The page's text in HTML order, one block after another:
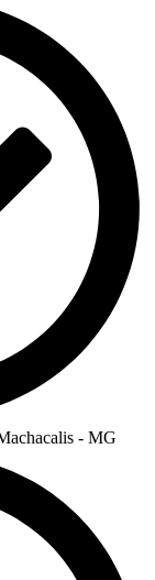
- MG